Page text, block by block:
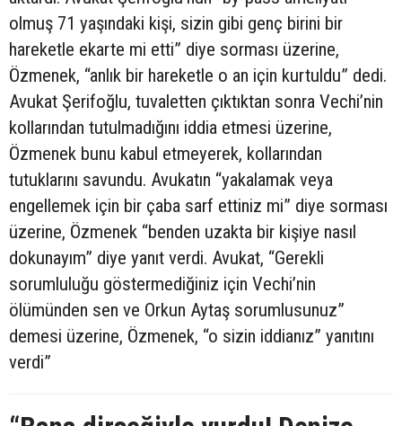
olmuş 71 yaşındaki kişi, sizin gibi genç birini bir
hareketle ekarte mi etti” diye sorması üzerine,
Özmenek, “anlık bir hareketle o an için kurtuldu” dedi.
Avukat Şerifoğlu, tuvaletten çıktıktan sonra Vechi’nin
kollarından tutulmadığını iddia etmesi üzerine,
Özmenek bunu kabul etmeyerek, kollarından
tutuklarını savundu. Avukatın “yakalamak veya
engellemek için bir çaba sarf ettiniz mi” diye sorması
üzerine, Özmenek “benden uzakta bir kişiye nasıl
dokunayım” diye yanıt verdi. Avukat, “Gerekli
sorumluluğu göstermediğiniz için Vechi’nin
ölümünden sen ve Orkun Aytaş sorumlusunuz”
demesi üzerine, Özmenek, “o sizin iddianız” yanıtını
verdi”